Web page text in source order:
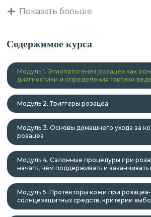
К освоению дополнительных
лица, имеющие среднее
профессиональное и (или)
образование;
лица, получающие среднее
профессиональное и (или)
образование.
Данная программа учитывает
профессиональные стандарты,
квалификационные требования,
квалификационных
Показать больше
Содержимое курса
Модуль 1. Этиопатогенез розацеа как
диагностики и определения тактики
Модуль 2. Триггеры розацеа
Модуль 3. Основы домашнего ухода за
розацеа
Модуль 4. Салонные процедуры при
начать, чем поддерживать и
Модуль 5. Протекторы кожи при
солнцезащитных средств, критерии